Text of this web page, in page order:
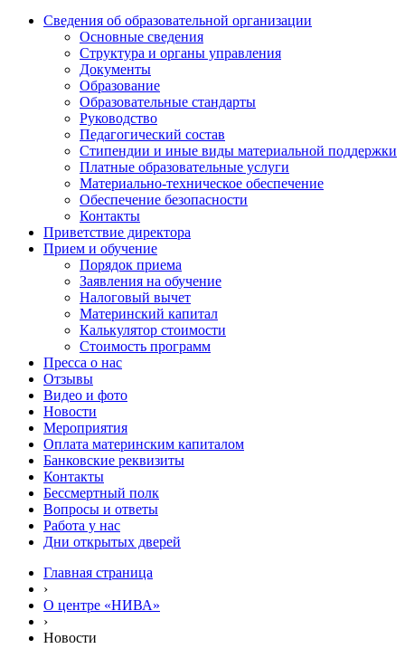
Сведения об образовательной организации
Основные сведения
Структура и органы управления
Документы
Образование
Образовательные стандарты
Руководство
Педагогический состав
Стипендии и иные виды материальной поддержки
Платные образовательные услуги
Материально-техническое обеспечение
Обеспечение безопасности
Контакты
Приветствие директора
Прием и обучение
Порядок приема
Заявления на обучение
Налоговый вычет
Материнский капитал
Калькулятор стоимости
Стоимость программ
Пресса о нас
Отзывы
Видео и фото
Новости
Мероприятия
Оплата материнским капиталом
Банковские реквизиты
Контакты
Бессмертный полк
Вопросы и ответы
Работа у нас
Дни открытых дверей
Главная страница
›
О центре «НИВА»
›
Новости